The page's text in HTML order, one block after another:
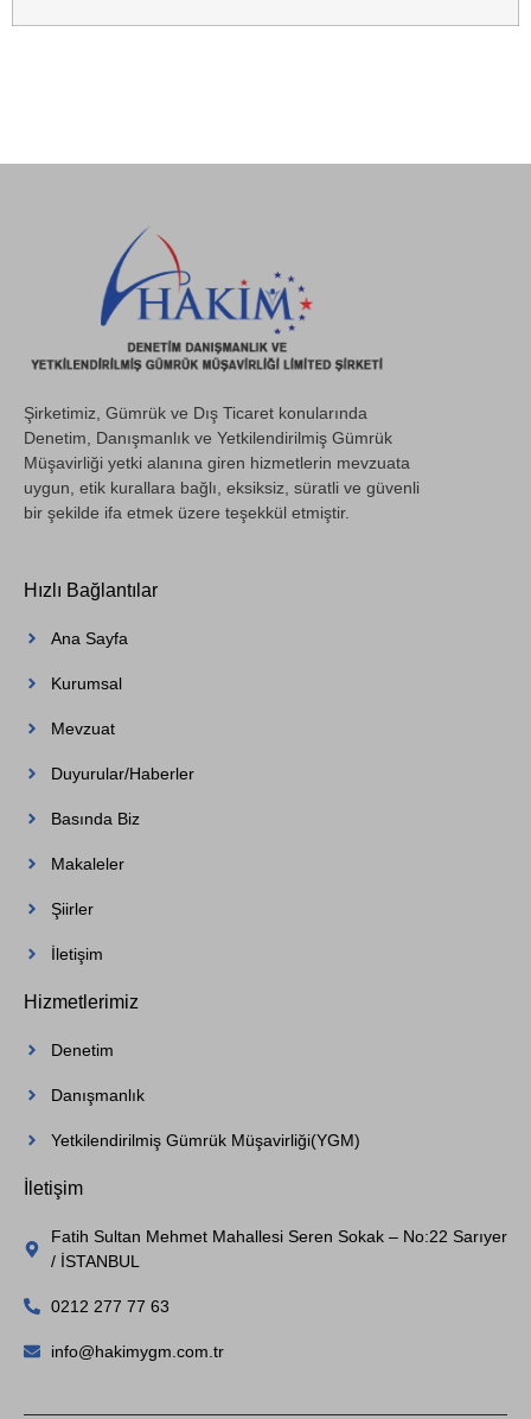
Şirketimiz, Gümrük ve Dış Ticaret konularında
Denetim, Danışmanlık ve Yetkilendirilmiş Gümrük
Müşavirliği yetki alanına giren hizmetlerin mevzuata
uygun, etik kurallara bağlı, eksiksiz, süratli ve güvenli
bir şekilde ifa etmek üzere teşekkül etmiştir.
Hızlı Bağlantılar
Ana Sayfa
Kurumsal
Mevzuat
Duyurular/Haberler
Basında Biz
Makaleler
Şiirler
İletişim
Hizmetlerimiz
Denetim
Danışmanlık
Yetkilendirilmiş Gümrük Müşavirliği(YGM)
İletişim
Fatih Sultan Mehmet Mahallesi Seren Sokak – No:22 Sarıyer
/ İSTANBUL
0212 277 77 63
info@hakimygm.com.tr